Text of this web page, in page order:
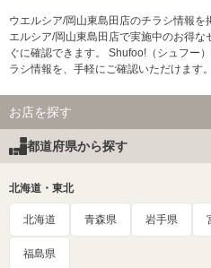
ウエルシア/岡山東島田店のチラシ情報
エルシア/岡山東島田店で実施中のお得
ぐに確認できます。 Shufoo!（シュフー
ラシ情報を、手軽にご確認いただけます
お店を探す
都道府県から探す
北海道・東北
北海道 青森県 岩手県
福島県